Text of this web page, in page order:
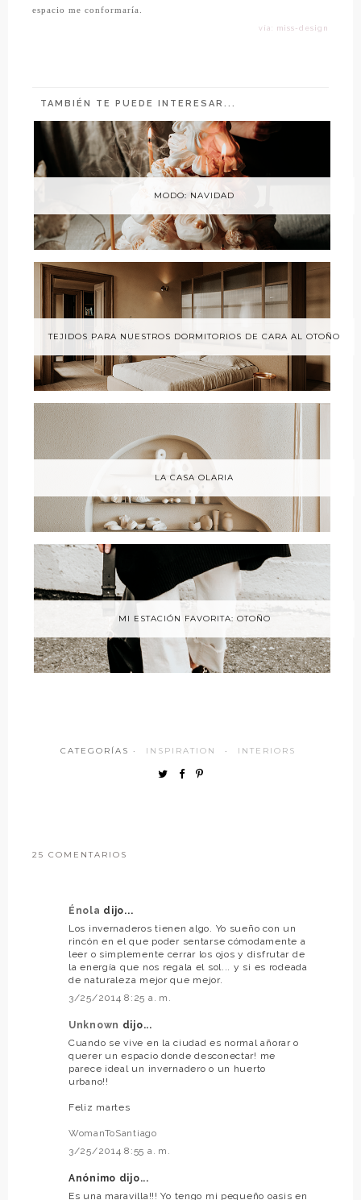
espacio me conformaría.
vía: miss-design
TAMBIÉN TE PUEDE INTERESAR...
MODO: NAVIDAD
TEJIDOS PARA NUESTROS DORMITORIOS DE CARA AL OTOÑO
LA CASA OLARIA
MI ESTACIÓN FAVORITA: OTOÑO
CATEGORÍAS · INSPIRATION · INTERIORS
25 COMENTARIOS
Énola dijo...
Los invernaderos tienen algo. Yo sueño con un
rincón en el que poder sentarse cómodamente a
leer o simplemente cerrar los ojos y disfrutar de
la energía que nos regala el sol... y si es rodeada
de naturaleza mejor que mejor.
3/25/2014 8:25 a. m.
Unknown dijo...
Cuando se vive en la ciudad es normal añorar o
querer un espacio donde desconectar! me
parece ideal un invernadero o un huerto
urbano!!
Feliz martes
WomanToSantiago
3/25/2014 8:55 a. m.
Anónimo dijo...
Es una maravilla!!! Yo tengo mi pequeño oasis en